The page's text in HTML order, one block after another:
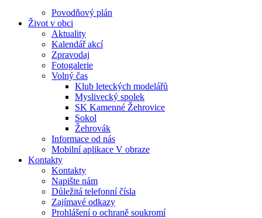
Povodňový plán
Život v obci
Aktuality
Kalendář akcí
Zpravodaj
Fotogalerie
Volný čas
Klub leteckých modelářů
Myslivecký spolek
SK Kamenné Žehrovice
Sokol
Žehrovák
Informace od nás
Mobilní aplikace V obraze
Kontakty
Kontakty
Napište nám
Důležitá telefonní čísla
Zajímavé odkazy
Prohlášení o ochraně soukromí